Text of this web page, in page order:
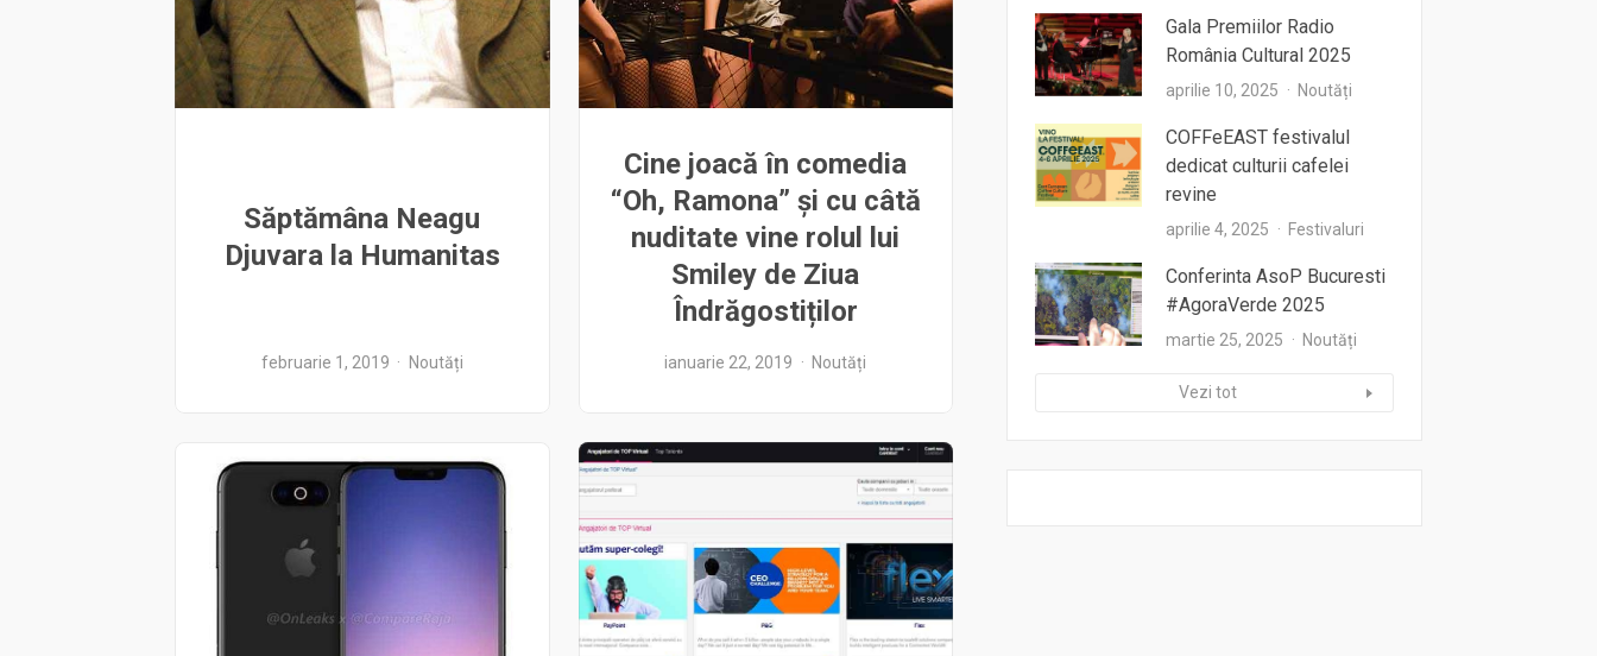
Săptămâna Neagu
Djuvara la Humanitas
februarie 1, 2019 Noutăți
Cine joacă în comedia
“Oh, Ramona” și cu câtă
nuditate vine rolul lui
Smiley de Ziua
Îndrăgostiților
ianuarie 22, 2019 Noutăți
Gala Premiilor Radio
România Cultural 2025
aprilie 10, 2025 Noutăți
COFFeEAST festivalul
dedicat culturii cafelei
revine
aprilie 4, 2025 Festivaluri
Conferinta AsoP Bucuresti
#AgoraVerde 2025
martie 25, 2025 Noutăți
Vezi tot